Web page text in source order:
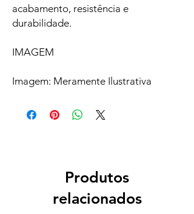
acabamento, resistência e
durabilidade.
IMAGEM
Imagem: Meramente Ilustrativa
Produtos
relacionados